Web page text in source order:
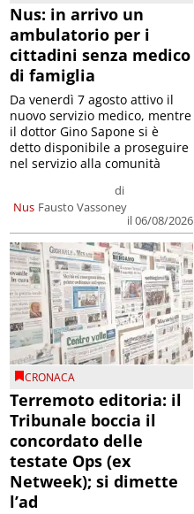
Nus: in arrivo un
ambulatorio per i
cittadini senza medico
di famiglia
Nus
di
Fausto Vassoney
il 06/08/2026
Da venerdì 7 agosto attivo il
nuovo servizio medico, mentre
il dottor Gino Sapone si è
detto disponibile a proseguire
nel servizio alla comunità
CRONACA
Terremoto editoria: il
Tribunale boccia il
concordato delle
testate Ops (ex
Netweek); si dimette
l’ad